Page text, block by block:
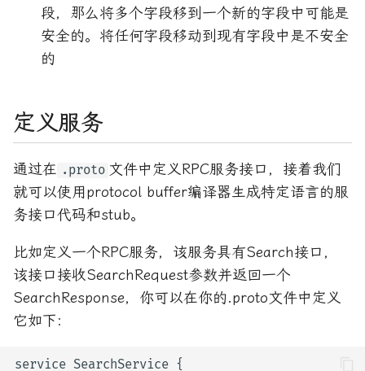
段，那么将多个字段移到一个新的字段中可能是
安全的。将任何字段移动到现有字段中是不安全
的
定义服务
通过在 .proto 文件中定义RPC服务接口，接着我们
就可以使用protocol buffer编译器生成特定语言的服
务接口代码和stub。
比如定义一个RPC服务，该服务具有Search接口，
该接口接收SearchRequest参数并返回一个
SearchResponse，你可以在你的.proto文件中定义
它如下: